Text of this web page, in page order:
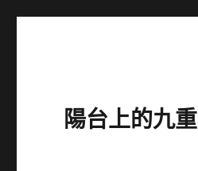
陽台上的九